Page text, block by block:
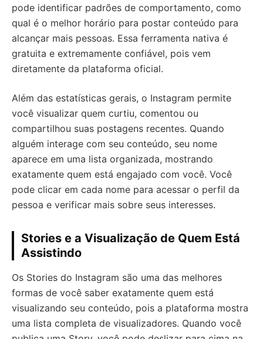
pode identificar padrões de comportamento, como
qual é o melhor horário para postar conteúdo para
alcançar mais pessoas. Essa ferramenta nativa é
gratuita e extremamente confiável, pois vem
diretamente da plataforma oficial.
Além das estatísticas gerais, o Instagram permite
você visualizar quem curtiu, comentou ou
compartilhou suas postagens recentes. Quando
alguém interage com seu conteúdo, seu nome
aparece em uma lista organizada, mostrando
exatamente quem está engajado com você. Você
pode clicar em cada nome para acessar o perfil da
pessoa e verificar mais sobre seus interesses.
Stories e a Visualização de Quem Está
Assistindo
Os Stories do Instagram são uma das melhores
formas de você saber exatamente quem está
visualizando seu conteúdo, pois a plataforma mostra
uma lista completa de visualizadores. Quando você